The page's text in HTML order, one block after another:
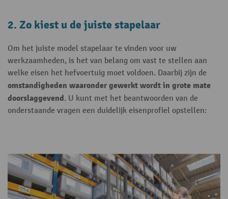
2. Zo kiest u de juiste stapelaar
Om het juiste model stapelaar te vinden voor uw
werkzaamheden, is het van belang om vast te stellen aan
welke eisen het hefvoertuig moet voldoen. Daarbij zijn de
omstandigheden waaronder gewerkt wordt in grote mate
doorslaggevend. U kunt met het beantwoorden van de
onderstaande vragen een duidelijk eisenprofiel opstellen: